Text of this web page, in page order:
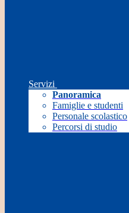
Servizi
Panoramica
Famiglie e studenti
Personale scolastico
Percorsi di studio